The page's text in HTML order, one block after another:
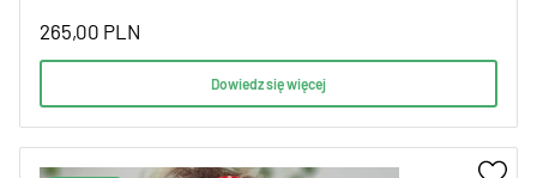
265,00 PLN
Dowiedz się więcej